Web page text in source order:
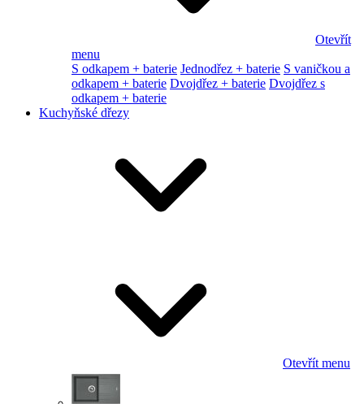
Otevřít
menu
S odkapem + baterie Jednodřez + baterie S vaničkou a
odkapem + baterie Dvojdřez + baterie Dvojdřez s
odkapem + baterie
Kuchyňské dřezy
Otevřít menu